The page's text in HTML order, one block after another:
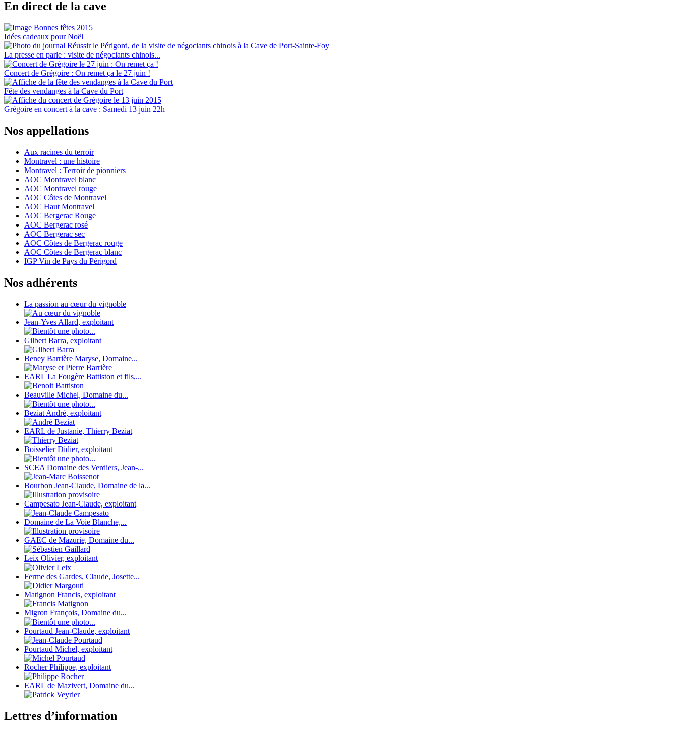
En direct de la cave
Idées cadeaux pour Noël
La presse en parle : visite de négociants chinois...
Concert de Grégoire : On remet ça le 27 juin !
Fête des vendanges à la Cave du Port
Grégoire en concert à la cave : Samedi 13 juin 22h
Nos appellations
Aux racines du terroir
Montravel : une histoire
Montravel : Terroir de pionniers
AOC Montravel blanc
AOC Montravel rouge
AOC Côtes de Montravel
AOC Haut Montravel
AOC Bergerac Rouge
AOC Bergerac rosé
AOC Bergerac sec
AOC Côtes de Bergerac rouge
AOC Côtes de Bergerac blanc
IGP Vin de Pays du Périgord
Nos adhérents
La passion au cœur du vignoble
Jean-Yves Allard, exploitant
Gilbert Barra, exploitant
Beney Barrière Maryse, Domaine...
EARL La Fougère Battiston et fils,...
Beauville Michel, Domaine du...
Beziat André, exploitant
EARL de Justanie, Thierry Beziat
Boisselier Didier, exploitant
SCEA Domaine des Verdiers, Jean-...
Bourbon Jean-Claude, Domaine de la...
Campesato Jean-Claude, exploitant
Domaine de La Voie Blanche,...
GAEC de Mazurie, Domaine du...
Leix Olivier, exploitant
Ferme des Gardes, Claude, Josette...
Matignon Francis, exploitant
Migron François, Domaine du...
Pourtaud Jean-Claude, exploitant
Pourtaud Michel, exploitant
Rocher Philippe, exploitant
EARL de Mazivert, Domaine du...
Lettres d’information